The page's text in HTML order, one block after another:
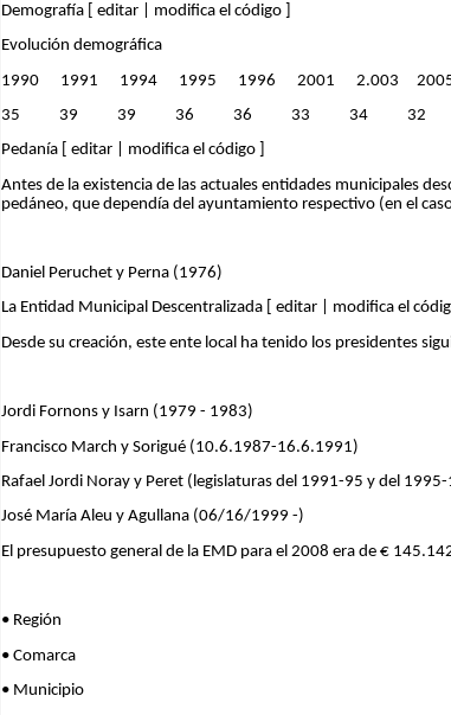
Demografía [ editar | modifica el código ]
Evolución demográfica
1990 1991 1994 1995 1996 2001 2.003
35 39 39 36 36 33 34 32
Pedanía [ editar | modifica el código ]
Antes de la existencia de las actuales entidades municipales
pedáneo, que dependía del ayuntamiento respectivo (en el
Daniel Peruchet y Perna (1976)
La Entidad Municipal Descentralizada [ editar | modifica el
Desde su creación, este ente local ha tenido los presidentes
Jordi Fornons y Isarn (1979 - 1983)
Francisco March y Sorigué (10.6.1987-16.6.1991)
Rafael Jordi Noray y Peret (legislaturas del 1991-95 y del
José María Aleu y Agullana (06/16/1999 -)
El presupuesto general de la EMD para el 2008 era de €
• Región
• Comarca
• Municipio